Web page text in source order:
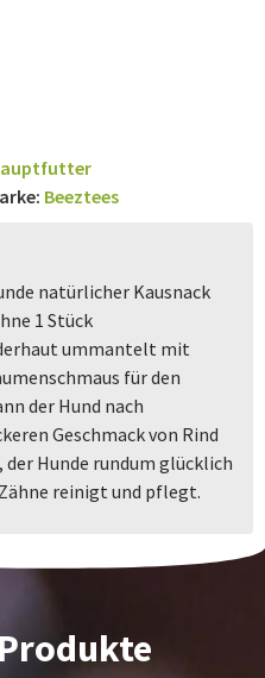
Beeztees
natürlicher Kausnack
1 Stück
ummantelt mit
für den
der Hund nach
Geschmack von Rind
Hunde rundum glücklich
reinigt und pflegt.